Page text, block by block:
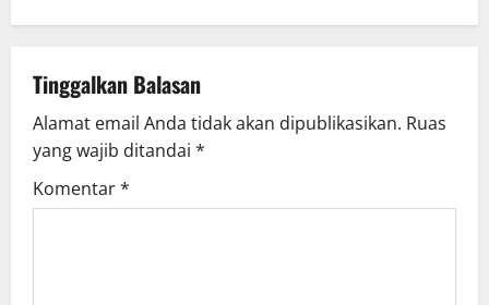
v
i
g
Tinggalkan Balasan
Alamat email Anda tidak akan dipublikasikan. Ruas
yang wajib ditandai *
Komentar*